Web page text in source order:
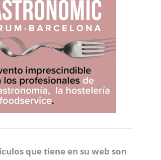
que tiene en su web son